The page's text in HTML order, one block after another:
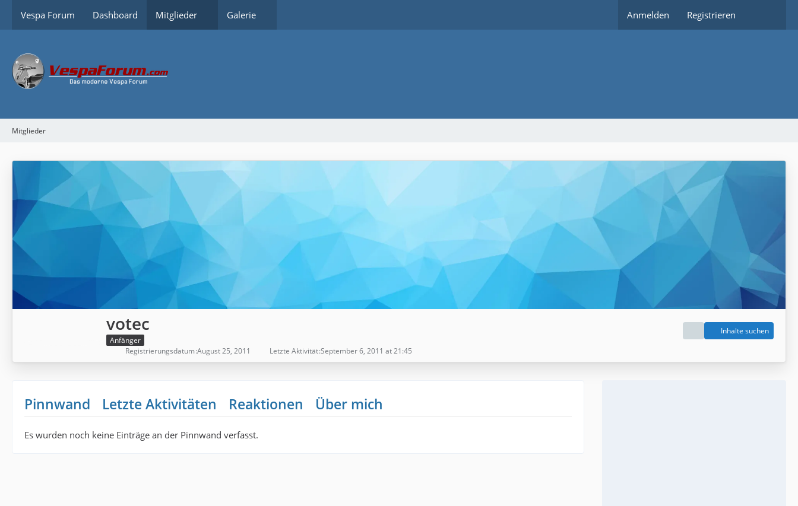
Vespa Forum Dashboard Mitglieder Galerie Anmelden Registrieren
Mitglieder
votec
Anfänger
Inhalte suchen
Registrierungsdatum August 25, 2011 Letzte Aktivität September 6, 2011 at 21:45
Pinnwand Letzte Aktivitäten Reaktionen Über mich
Es wurden noch keine Einträge an der Pinnwand verfasst.